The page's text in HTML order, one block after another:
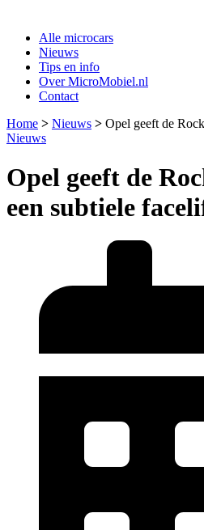
Alle microcars
Nieuws
Tips en info
Over MicroMobiel.nl
Contact
Home > Nieuws > Opel geeft de
Nieuws
Opel geeft de
een subtiele